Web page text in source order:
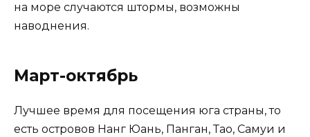
на море случаются штормы, возможны
наводнения.
Март-октябрь
Лучшее время для посещения юга страны, то
есть островов Нанг Юань, Панган, Тао, Самуи и